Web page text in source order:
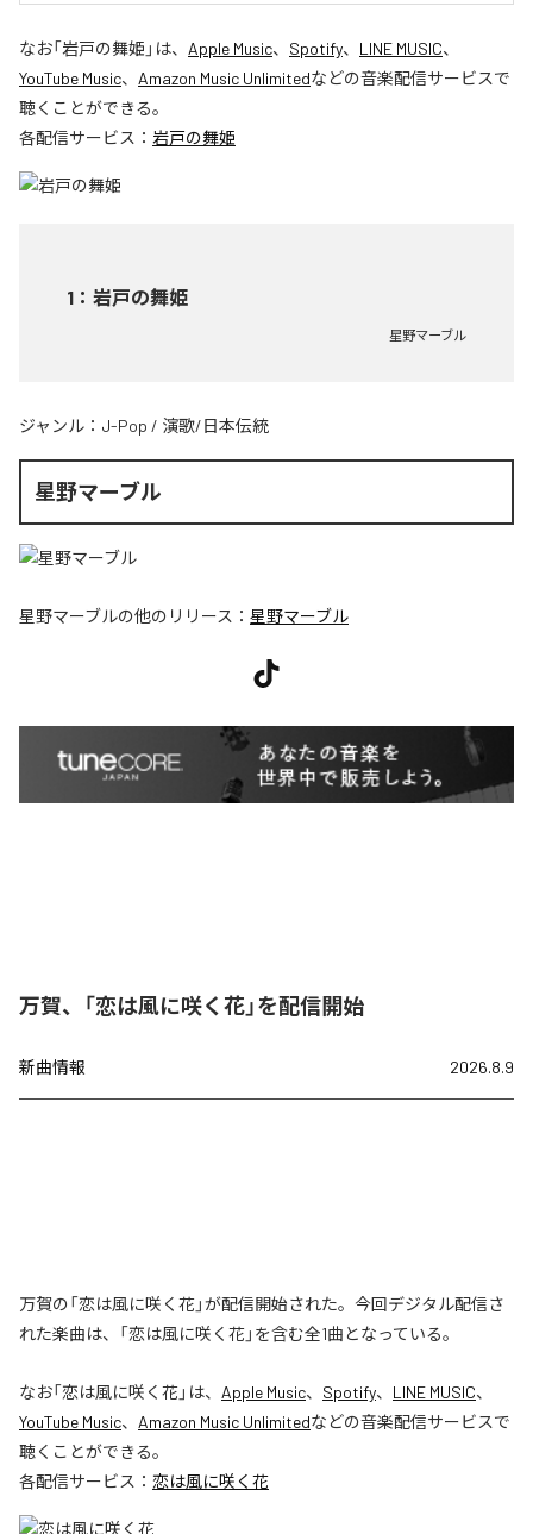
なお「岩戸の舞姫 」は、 Apple Music、 Spotify、 LINE MUSIC、
YouTube Music、 Amazon Music Unlimitedなどの音楽配信サービスで
聴くことができる。
各配信サービス： 岩戸の舞姫
1 ： 岩戸の舞姫
星野マーブル
ジャンル： J-Pop / 演歌/日本伝統
星野マーブル
星野マーブルの他のリリース： 星野マーブル
万賀、「恋は風に咲く花」を配信開始
新曲情報 2026.8.9
万賀の「恋は風に咲く花」が配信開始された。今回デジタル配信さ
れた楽曲は、「恋は風に咲く花」を含む全1曲となっている。
なお「恋は風に咲く花」は、 Apple Music、 Spotify、 LINE MUSIC、
YouTube Music、 Amazon Music Unlimitedなどの音楽配信サービスで
聴くことができる。
各配信サービス： 恋は風に咲く花